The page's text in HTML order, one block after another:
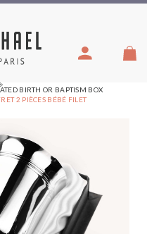
BIRTH OR BAPTISM BOX
2 PIÈCES BÉBÉ FILET